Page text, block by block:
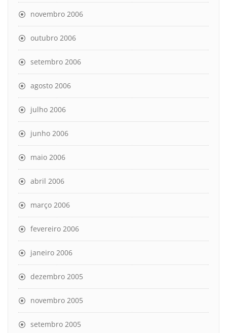
novembro 2006
outubro 2006
setembro 2006
agosto 2006
julho 2006
junho 2006
maio 2006
abril 2006
março 2006
fevereiro 2006
janeiro 2006
dezembro 2005
novembro 2005
setembro 2005